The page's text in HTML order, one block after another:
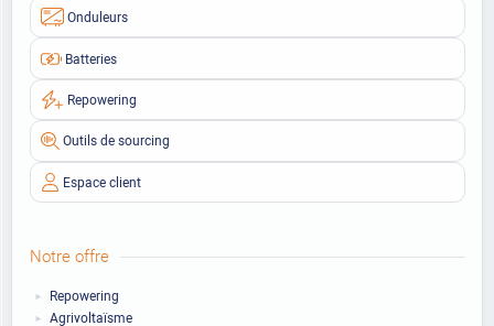
Onduleurs
Batteries
Repowering
Outils de sourcing
Espace client
Notre offre
Repowering
Agrivoltaïsme